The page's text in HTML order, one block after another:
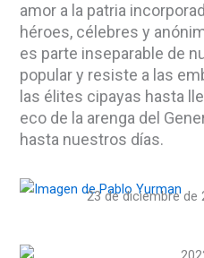
amor a la patria
héroes, célebres y
es parte inseparable de
popular y resiste a las
las élites cipayas hasta
eco de la arenga del
hasta nuestros días.
23 de diciembre de